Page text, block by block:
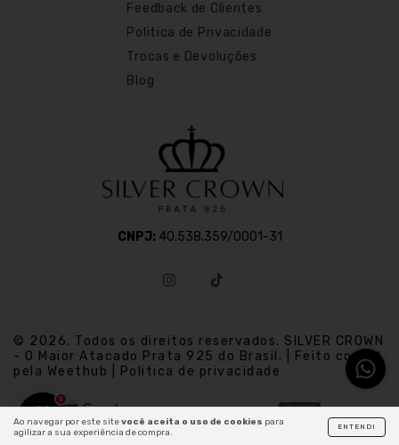
Ao navegar por este sitevocê aceita o uso de cookies para
agilizar a sua experiência de compra.
ENTENDI
Feedback de Clientes
Politica de Privacidade
Trocas e Devoluções
Blog
CNPJ: 40.538.359/0001-31
© 2026. Todos os direitos reservados. SILVER CROWN
- O Maior Atacado Prata 925 do Brasil. | Feito com
pela Weethub | Politica de privacidade
3